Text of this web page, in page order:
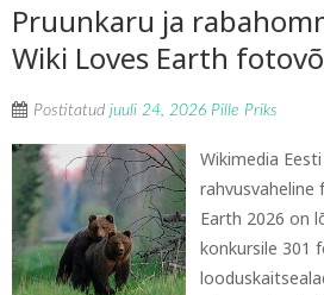
Pruunkaru ja
Wiki Loves Earth
Postitatud juuli 24, 2026 Pille Priks
Wikimedia
Earth 2026 on
konkursile 301